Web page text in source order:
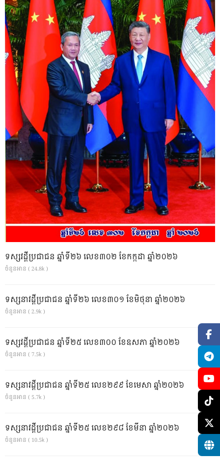
ទស្សវដ្តីប្រជាជន ឆ្នាំទី២៦ លេខ៣០២ ខែកក្កដា ឆ្នាំ២០២៦
ចំនួនអាន ( 24.8k )
ទស្សនាវដ្ដីប្រជាជន ឆ្នាំទី២៦ លេខ៣០១ ខែមិថុនា ឆ្នាំ២០២៦
ចំនួនអាន ( 2.9k )
ទស្សវដ្តីប្រជាជន ឆ្នាំទី២៥ លេខ៣០០ ខែឧសភា ឆ្នាំ២០២៦
ចំនួនអាន ( 7.5k )
ទស្សនាវដ្ដីប្រជាជន ឆ្នាំទី២៥ លេខ២៩៩ ខែមេសា ឆ្នាំ២០២៦
ចំនួនអាន ( 5.7k )
ទស្សនាវដ្ដីប្រជាជន ឆ្នាំទី២៥ លេខ២៩៨ ខែមីនា ឆ្នាំ២០២៦
ចំនួនអាន ( 10.5k )